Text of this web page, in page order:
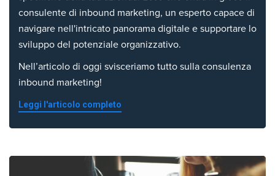
consulente di inbound marketing, un esperto capace di
navigare nell'intricato panorama digitale e supportare lo
sviluppo del potenziale organizzativo.
Nell’articolo di oggi svisceriamo tutto sulla consulenza
inbound marketing!
Leggi l'articolo completo